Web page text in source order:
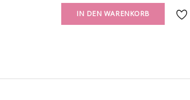
IN DEN WARENKORB 